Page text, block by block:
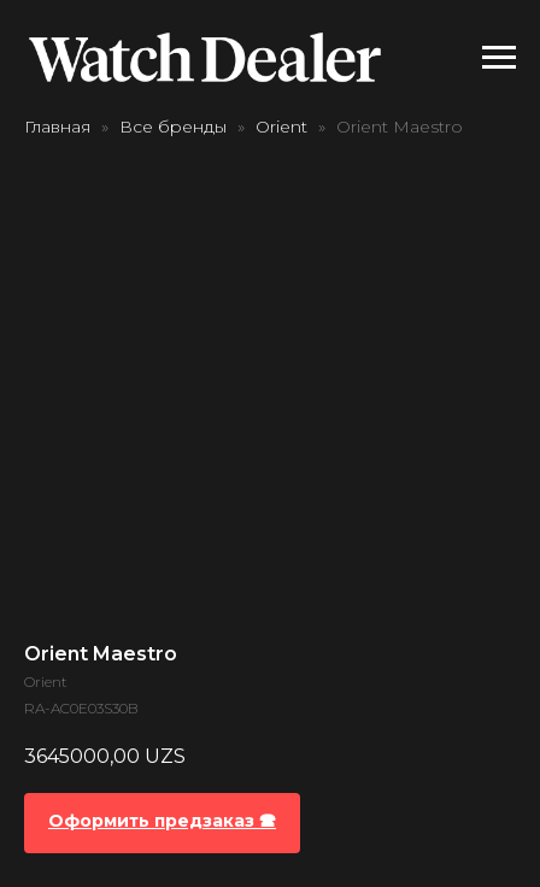
Главная Все бренды Orient Orient Maestro
Orient Maestro
Orient
RA-AC0E03S30B
3645000,00 UZS
Оформить предзаказ 🕿